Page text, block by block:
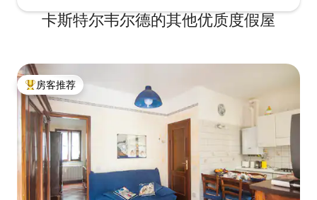
卡斯特尔韦尔德的其他优质度假屋
热门「房客推荐」
房客推荐